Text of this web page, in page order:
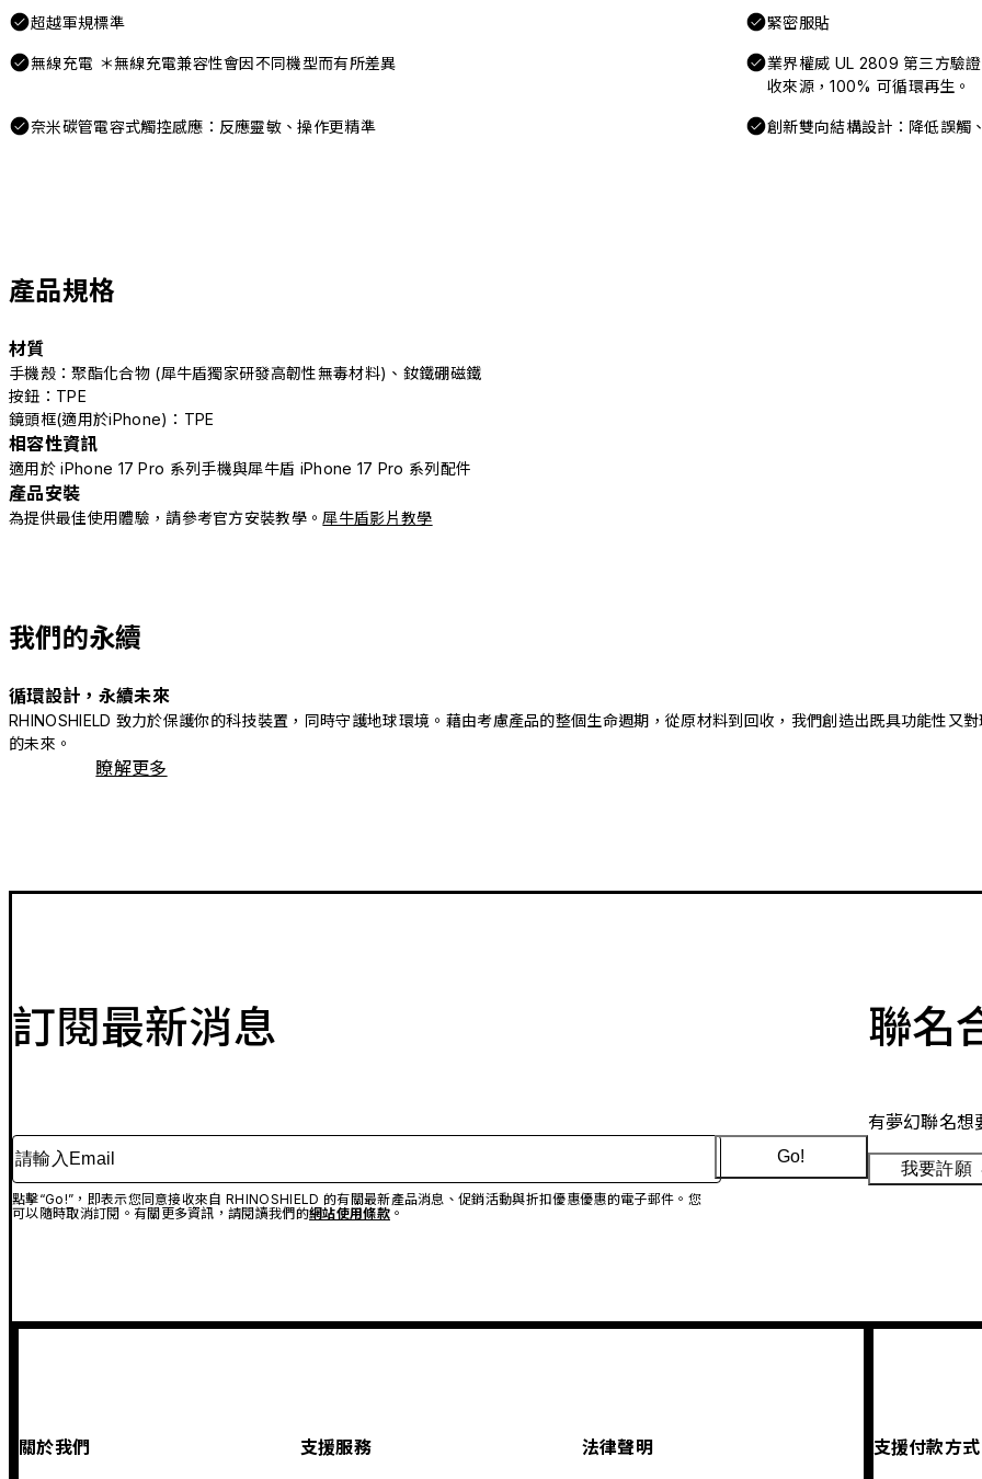
超越軍規標準 緊密服貼
無線充電 ＊無線充電兼容性會因不同機型而有所差異
業界權威 UL 2809 第三方驗
收來源，100% 可循環再生。
奈米碳管電容式觸控感應：反應靈敏、操作更精準 創新雙向結構設計：降低誤觸
產品規格
材質
手機殼：聚酯化合物 (犀牛盾獨家研發高韌性無毒材料)、釹鐵硼磁鐵
按鈕：TPE
鏡頭框(適用於iPhone)：TPE
相容性資訊
適用於 iPhone 17 Pro 系列手機與犀牛盾 iPhone 17 Pro 系列配件
產品安裝
為提供最佳使用體驗，請參考官方安裝教學。 犀牛盾影片教學
我們的永續
循環設計，永續未來
RHINOSHIELD 致力於保護你的科技裝置，同時守護地球環境。藉由考慮產品的整個生命週期，從原材料到回收，我們創造出既具功能性又
的未來。
瞭解更多
訂閱最新消息
請輸入Email
點擊“Go!”，即表示您同意接收來自 RHINOSHIELD 的有關最新產品消息、促銷活動與折扣優惠優惠的電子郵件。您
可以隨時取消訂閱。有關更多資訊，請閱讀我們的網站使用條款。
Go!
聯名
有夢幻聯名
我要許願
關於我們 支援服務 法律聲明 支援付款方式